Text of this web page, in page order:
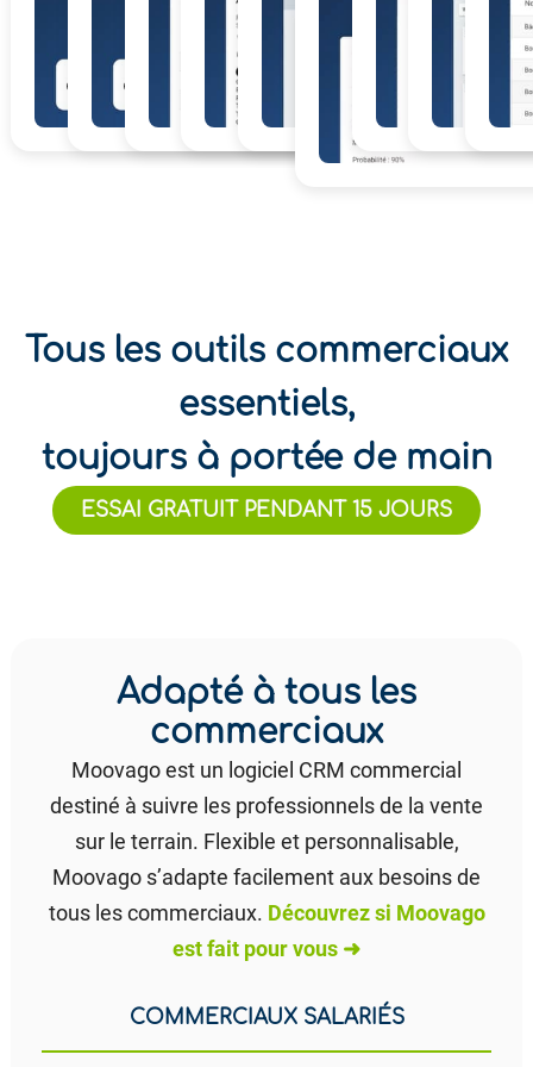
Tous les outils commerciaux
essentiels,
toujours à portée de main
ESSAI GRATUIT PENDANT 15 JOURS
Adapté à tous les
commerciaux
Moovago est un logiciel CRM commercial
destiné à suivre les professionnels de la vente
sur le terrain. Flexible et personnalisable,
Moovago s’adapte facilement aux besoins de
tous les commerciaux. Découvrez si Moovago
est fait pour vous ➜
COMMERCIAUX SALARIÉS